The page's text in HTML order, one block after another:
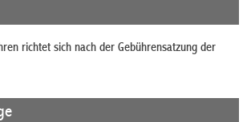
richtet sich nach der Gebührensatzung der